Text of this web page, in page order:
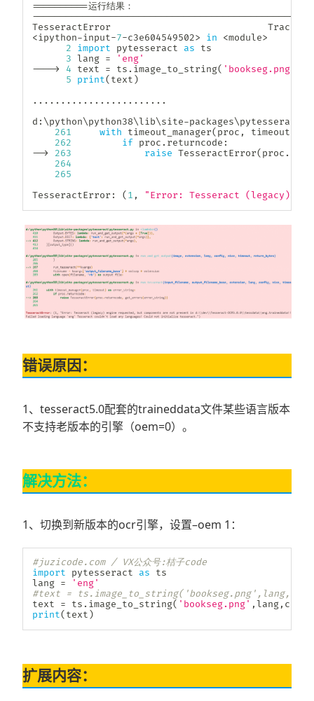
==========
-----------------------------------------------
TesseractError
<ipython-input-7-c3e604549502> in <module>
2
import pytesseract as ts
3 lang =
'eng'
----> 4 text = ts . image_to_string( 'bookseg.png'
5
print( text )
. . . . . . . . . . . . . . . . . . . . . . . .
d : \python\python38\lib\site-
261
with timeout_manager( proc , timeout
262
if proc . returncode :
--> 263 raise TesseractError( proc .
264
265
TesseractError : ( 1 , "Error: Tesseract (legacy)
错误原因：
1、tesseract5.0配套的traineddata文件某些语言版本
不支持老版本的引擎（oem=0）。
解决方法：
1、切换到新版本的ocr引擎，设置–oem 1：
#juzicode.com / VX公众号:桔子code
import pytesseract as ts
lang =
'eng'
#text =
text = ts . image_to_string( 'bookseg.png' ,lang,
print( text )
扩展内容：